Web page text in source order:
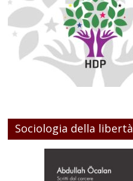
Sociologia della libertà